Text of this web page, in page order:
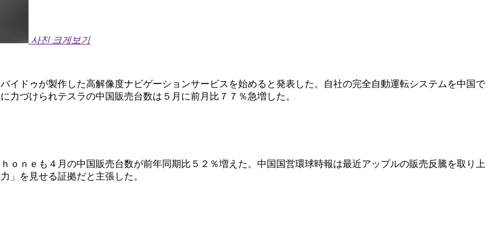
사진 크게보기
イドゥが製作した高解像度ナビゲーションサービスを始めると発表した。自社の完全自動運転システムを中国で
づけられテスラの中国販売台数は５月に前月比７７％急増した。
ｏｎｅも４月の中国販売台数が前年同期比５２％増えた。中国国営環球時報は最近アップルの販売反騰を取り上
」を見せる証拠だと主張した。